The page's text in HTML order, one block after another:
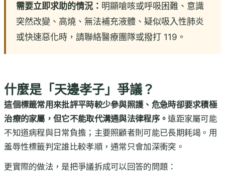
需要立即求助的情況： 明顯嗆咳或呼吸困難、意識
突然改變、高燒、無法補充液體、疑似吸入性肺炎
或快速惡化時，請聯絡醫療團隊或撥打 119。
什麼是「天邊孝子」爭議？
這個標籤常用來批評平時較少參與照護、危急時卻要求積極
治療的家屬，但它不能取代溝通與法律程序。遠距家屬可能
不知道病程與日常負擔；主要照顧者則可能已長期耗竭。用
羞辱性標籤判定誰比較孝順，通常只會加深衝突。
更實際的做法，是把爭議拆成可以回答的問題：